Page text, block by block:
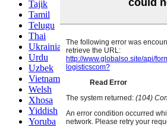
Tajik
Tamil
Telugu
Thai
Ukrainian
Urdu
Uzbek
Vietnamese
Welsh
Xhosa
Yiddish
Yoruba